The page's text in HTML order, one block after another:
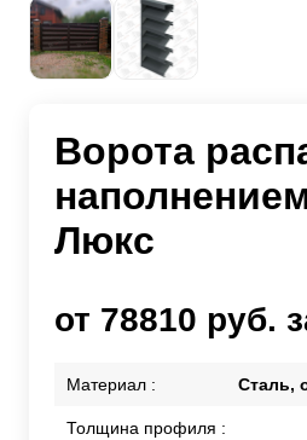
Ворота
Люкс
от 78810 руб.
Материал : Сталь,
Толщина профиля :